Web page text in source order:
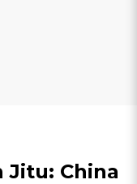
Jitu: China